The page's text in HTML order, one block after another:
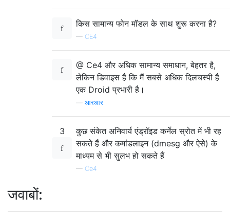
किस सामान्य फोन मॉडल के साथ शुरू करना है?
— CE4
@ Ce4 और अधिक सामान्य समाधान, बेहतर है,
लेकिन डिवाइस है कि मैं सबसे अधिक दिलचस्पी है
एक Droid प्रभारी है।
आरआर
3
कुछ संकेत अनिवार्य एंड्रॉइड कर्नेल स्रोत में भी रह
सकते हैं और कमांडलाइन (dmesg और ऐसे) के
माध्यम से भी सुलभ हो सकते हैं
— Ce4
जवाबों: